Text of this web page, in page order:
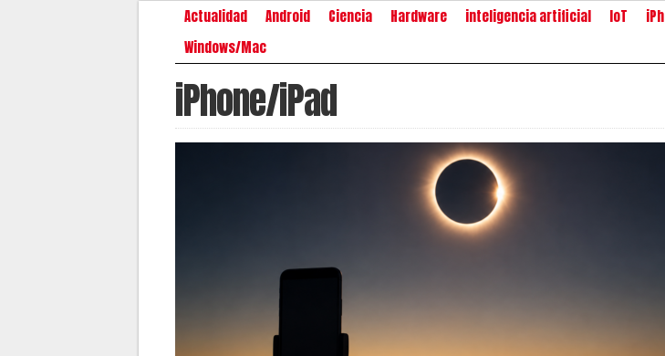
Actualidad Android Ciencia Hardware inteligencia artificial IoT
Windows/Mac
iPhone/iPad